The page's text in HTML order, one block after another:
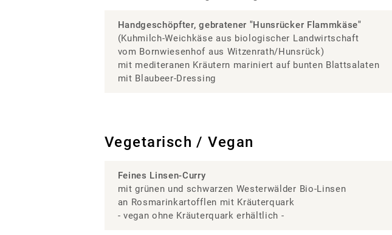
Handgeschöpfter, gebratener "Hunsrücker Flammkäse"
(Kuhmilch-Weichkäse aus biologischer Landwirtschaft
vom Bornwiesenhof aus Witzenrath/Hunsrück)
mit mediteranen Kräutern mariniert auf bunten Blattsalaten
mit Blaubeer-Dressing
Vegetarisch / Vegan
Feines Linsen-Curry
mit grünen und schwarzen Westerwälder Bio-Linsen
an Rosmarinkartofflen mit Kräuterquark
- vegan ohne Kräuterquark erhältlich -